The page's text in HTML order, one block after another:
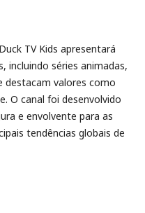
TV Kids apresentará
incluindo séries animadas,
destacam valores como
O canal foi desenvolvido
e envolvente para as
tendências globais de